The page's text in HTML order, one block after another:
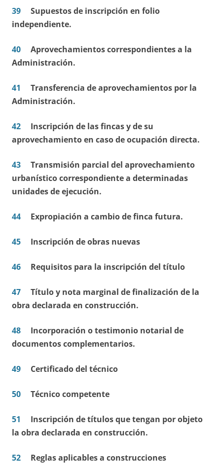
39 Supuestos de inscripción en folio
independiente.
40 Aprovechamientos correspondientes a la
Administración.
41 Transferencia de aprovechamientos por la
Administración.
42 Inscripción de las fincas y de su
aprovechamiento en caso de ocupación directa.
43 Transmisión parcial del aprovechamiento
urbanístico correspondiente a determinadas
unidades de ejecución.
44 Expropiación a cambio de finca futura.
45 Inscripción de obras nuevas
46 Requisitos para la inscripción del título
47 Título y nota marginal de finalización de la
obra declarada en construcción.
48 Incorporación o testimonio notarial de
documentos complementarios.
49 Certificado del técnico
50 Técnico competente
51 Inscripción de títulos que tengan por objeto
la obra declarada en construcción.
52 Reglas aplicables a construcciones